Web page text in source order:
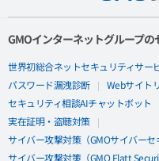
GMOインターネットグループ
世界初総合ネットセキュリティサー
パスワード漏洩診断 Webサイト
セキュリティ相談AIチャットボット
実在証明・盗聴対策
サイバー攻撃対策（GMOサイバー